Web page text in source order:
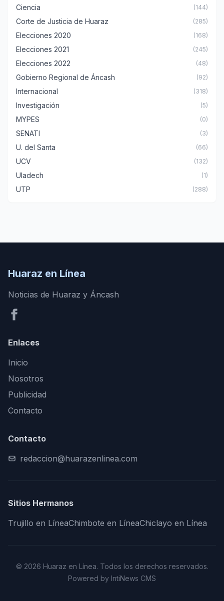
Ciencia (144)
Corte de Justicia de Huaraz (285)
Elecciones 2020 (168)
Elecciones 2021 (245)
Elecciones 2022 (48)
Gobierno Regional de Áncash (92)
Internacional (318)
Investigación (5)
MYPES (0)
SENATI (3)
U. del Santa (66)
UCV (132)
Uladech (1)
UTP (288)
Huaraz en Línea
Noticias de Huaraz y Áncash
Enlaces
Inicio
Nosotros
Publicidad
Contacto
Contacto
redaccion@huarazenlinea.com
Sitios Hermanos
Trujillo en LíneaChimbote en LíneaChiclayo en Línea
© 2026 Huaraz en Línea. Todos los derechos reservados.
Powered by IntiNews CMS